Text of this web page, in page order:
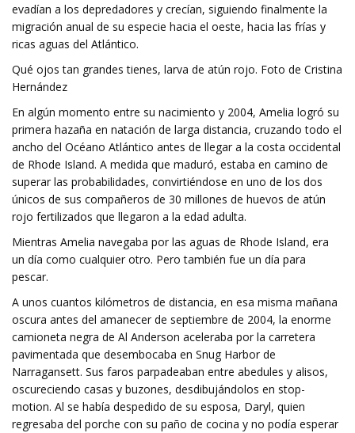
evadían a los depredadores y crecían, siguiendo finalmente la
migración anual de su especie hacia el oeste, hacia las frías y
ricas aguas del Atlántico.
Qué ojos tan grandes tienes, larva de atún rojo. Foto de Cristina
Hernández
En algún momento entre su nacimiento y 2004, Amelia logró su
primera hazaña en natación de larga distancia, cruzando todo el
ancho del Océano Atlántico antes de llegar a la costa occidental
de Rhode Island. A medida que maduró, estaba en camino de
superar las probabilidades, convirtiéndose en uno de los dos
únicos de sus compañeros de 30 millones de huevos de atún
rojo fertilizados que llegaron a la edad adulta.
Mientras Amelia navegaba por las aguas de Rhode Island, era
un día como cualquier otro. Pero también fue un día para
pescar.
A unos cuantos kilómetros de distancia, en esa misma mañana
oscura antes del amanecer de septiembre de 2004, la enorme
camioneta negra de Al Anderson aceleraba por la carretera
pavimentada que desembocaba en Snug Harbor de
Narragansett. Sus faros parpadeaban entre abedules y alisos,
oscureciendo casas y buzones, desdibujándolos en stop-
motion. Al se había despedido de su esposa, Daryl, quien
regresaba del porche con su paño de cocina y no podía esperar